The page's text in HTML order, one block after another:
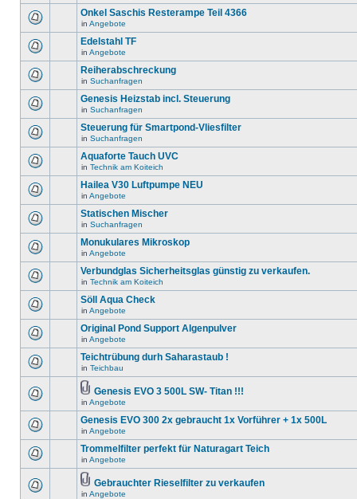
Onkel Saschis Resterampe Teil 4366
in Angebote
Edelstahl TF
in Angebote
Reiherabschreckung
in Suchanfragen
Genesis Heizstab incl. Steuerung
in Suchanfragen
Steuerung für Smartpond-Vliesfilter
in Suchanfragen
Aquaforte Tauch UVC
in Technik am Koiteich
Hailea V30 Luftpumpe NEU
in Angebote
Statischen Mischer
in Suchanfragen
Monukulares Mikroskop
in Angebote
Verbundglas Sicherheitsglas günstig zu verkaufen.
in Technik am Koiteich
Söll Aqua Check
in Angebote
Original Pond Support Algenpulver
in Angebote
Teichtrübung durh Saharastaub !
in Teichbau
Genesis EVO 3 500L SW- Titan !!!
in Angebote
Genesis EVO 300 2x gebraucht 1x Vorführer + 1x 500L
in Angebote
Trommelfilter perfekt für Naturagart Teich
in Angebote
Gebrauchter Rieselfilter zu verkaufen
in Angebote